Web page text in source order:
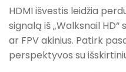
HDMI išvestis leidžia
signalą iš „Walksnail
ar FPV akinius. Patirk
perspektyvos su